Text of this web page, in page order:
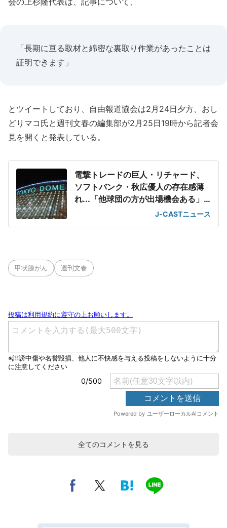
「長期に亘る取材と綿密な裏取り作業があったことは
証明できます」
とツイートしており、自由報道協会は2月24日夕方、おし
どりマコ氏と週刊文春の編集部が2月25日19時から記者会
見を開くと発表している。
電撃トレードの巨人・リチャード、
ソフトバンク・秋広優人の存在感薄
れ...「他球団の方が出場機会ある」
J-CASTニュース
甲状腺がん 週刊文春
全てのコメントを見る